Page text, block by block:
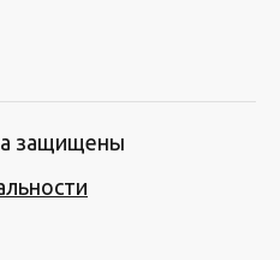
защищены